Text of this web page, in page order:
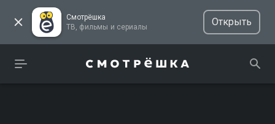
Смотрёшка
ТВ, фильмы и сериалы
Открыть